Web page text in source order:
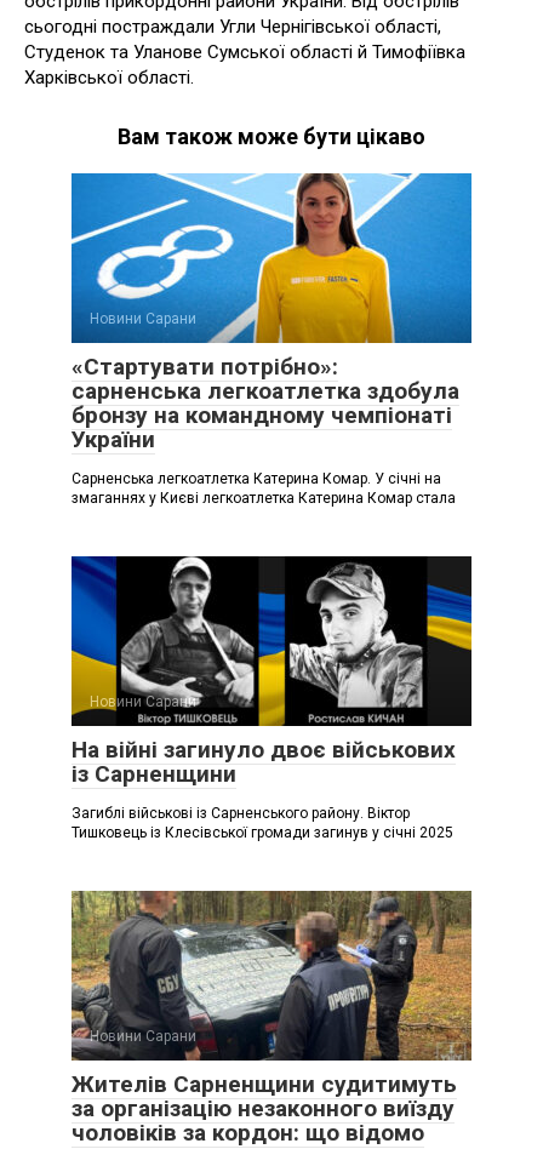
сьогодні постраждали Угли Чернігівської області,
Студенок та Уланове Сумської області й Тимофіївка
Харківської області.
Вам також може бути цікаво
Новини Сарани
«Стартувати потрібно»:
сарненська легкоатлетка здобула
бронзу на командному чемпіонаті
України
Сарненська легкоатлетка Катерина Комар. У січні на
змаганнях у Києві легкоатлетка Катерина Комар стала
Новини Сарани
На війні загинуло двоє військових
із Сарненщини
Загиблі військові із Сарненського району. Віктор
Тишковець із Клесівської громади загинув у січні 2025
Новини Сарани
Жителів Сарненщини судитимуть
за організацію незаконного виїзду
чоловіків за кордон: що відомо